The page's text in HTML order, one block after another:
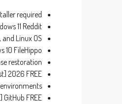
required
11 Reddit
Linux OS
10 FileHippo
restoration
2026 FREE
FREE